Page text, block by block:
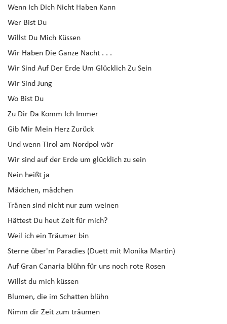
Wenn Ich Dich Nicht Haben Kann
Wer Bist Du
Willst Du Mich Küssen
Wir Haben Die Ganze Nacht . . .
Wir Sind Auf Der Erde Um Glücklich Zu Sein
Wir Sind Jung
Wo Bist Du
Zu Dir Da Komm Ich Immer
Gib Mir Mein Herz Zurück
Und wenn Tirol am Nordpol wär
Wir sind auf der Erde um glücklich zu sein
Nein heißt ja
Mädchen, mädchen
Tränen sind nicht nur zum weinen
Hättest Du heut Zeit für mich?
Weil ich ein Träumer bin
Sterne über'm Paradies (Duett mit Monika Martin)
Auf Gran Canaria blühn für uns noch rote Rosen
Willst du mich küssen
Blumen, die im Schatten blühn
Nimm dir Zeit zum träumen